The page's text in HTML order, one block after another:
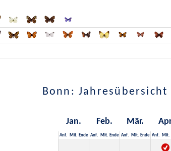
Bonn: Jahresübersicht
Jan. Feb. Mär.
Anf. Mit. Ende Anf. Mit. Ende Anf. Mit. Ende Anf. Mit.